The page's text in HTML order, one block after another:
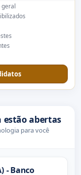
geral
estão abertas
para você
- Banco